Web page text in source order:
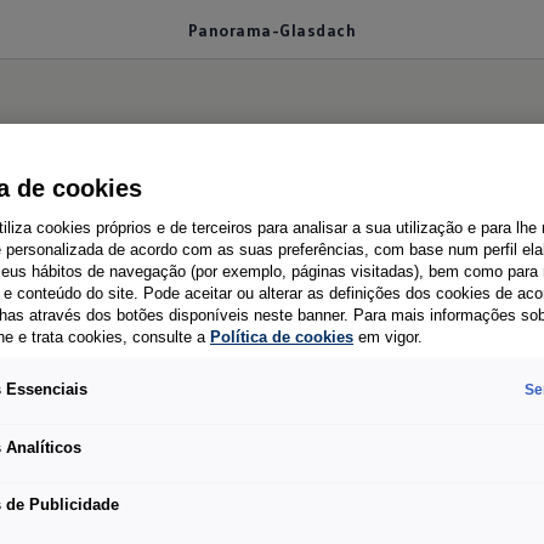
Panorama-Glasdach
Glasdach
große Panorama-Glasdach, kurz PGD. Es ist
Life, Style) in der fünften Generation. Im
Ausstattung. Feststehend ermöglicht es
Kraftstoffmehrverbrauch; eine spezielle
an Bord und macht zudem ein Rollo
kommt beim Caddy ein rund fünf
de cookies
cookies próprios e de terceiros para analisar a sua utilização e para lhe
personalizada de acordo com as suas preferências, com base num perfil
hábitos de navegação (por exemplo, páginas visitadas), bem como para
e conteúdo do site. Pode aceitar ou alterar as definições dos cookies de
através dos botões disponíveis neste banner. Para mais informações
e trata cookies, consulte a Política de cookies em vigor.
Essenciais
Analíticos
de Publicidade